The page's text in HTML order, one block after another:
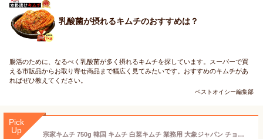
乳酸菌が摂れるキムチのおすすめは？
腸活のために、なるべく乳酸菌が多く摂れるキムチを探しています。スーパーで買
える市販品からお取り寄せ商品まで幅広く見てみたいです。おすすめのキムチがあ
ればぜひ教えてください。
ベストオイシー編集部
Pick
Up
宗家キムチ 750g 韓国 キムチ 白菜キムチ 業務用 大象ジャパン チョンカキムチ